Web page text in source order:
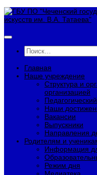
Перейти
к
Найти:
Главная
Наше учреждение
Структура и
организацией
Наши
Вакансии
Выпускники
Направления
Родителям и
Информация
Режим дня